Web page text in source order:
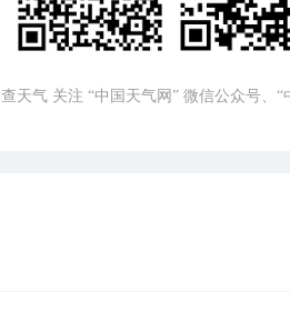
查天气 关注 “中国天气网” 微信公众号、